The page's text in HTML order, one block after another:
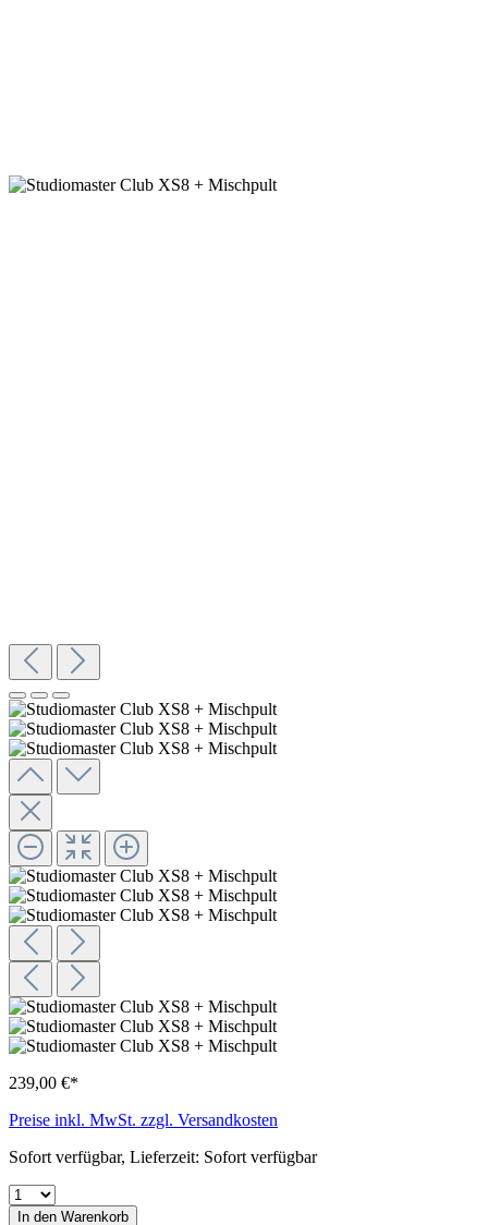
239,00 €*
Preise inkl. MwSt. zzgl. Versandkosten
Sofort verfügbar, Lieferzeit: Sofort verfügbar
In den Warenkorb